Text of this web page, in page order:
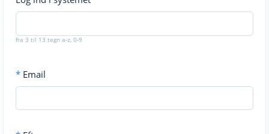
fra 3 til 13 tegn a-z, 0-9
* Email